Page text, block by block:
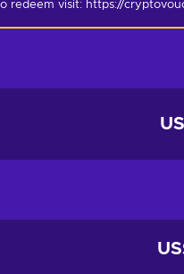
redeem visit: https://